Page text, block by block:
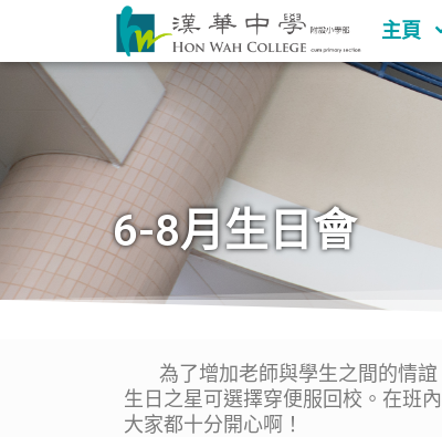
主頁
6-8月生日會
為了增加老師與學生之間的情誼
生日之星可選擇穿便服回校。在班
大家都十分開心啊！